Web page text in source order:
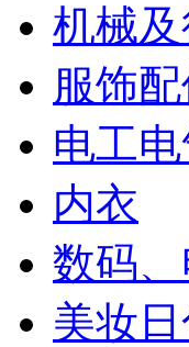
机械
服饰
电工
内衣
数码
美妆